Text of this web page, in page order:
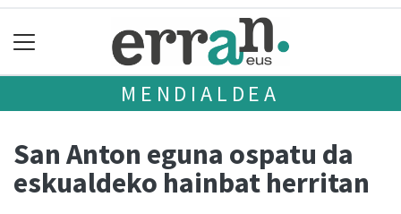
MENDIALDEA
San Anton eguna ospatu da
eskualdeko hainbat herritan